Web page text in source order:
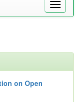
メ
ニ
on Open